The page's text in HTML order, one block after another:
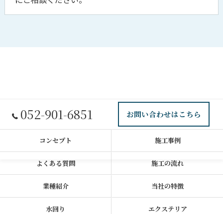
052-901-6851 お問い合わせはこちら
コンセプト 施工事例
よくある質問 施工の流れ
業種紹介 当社の特徴
水回り エクステリア